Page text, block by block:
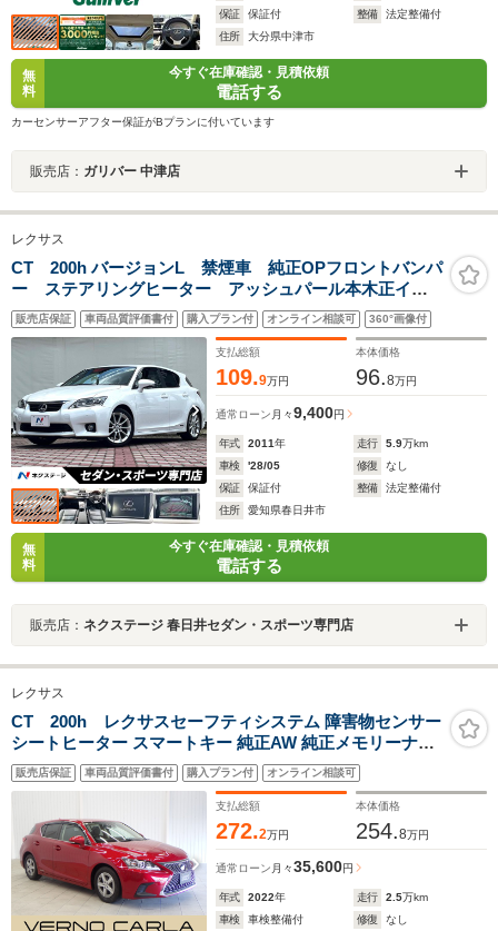
保証 保証付 整備
法定整備付
住所
大分県中津市
無
料
今すぐ在庫確認・見積依頼
電話する
カーセンサーアフター保証がBプランに付いています
販売店： ガリバー 中津店
レクサス
CT 200h バージョンL 禁煙車 純正OPフロントバンパ
ー ステアリングヒーター アッシュパール本木正イン
パネ加飾 黒革シート シートヒーター パワーシー
ト クリアランスソナー LEDヘッドライト 純正17イ
ンチホイール
販売店保証 車両品質評価書付 購入プラン付 オンライン相談可 360°画像付
支払総額
109.9万円
本体価格
96.8万円
通常ローン 月々9,400円
年式 2011年 走行 5.9万km
車検
'28/05 修復
なし
保証
保証付 整備
法定整備付
住所
愛知県春日井市
無
料
今すぐ在庫確認・見積依頼
電話する
販売店： ネクステージ 春日井セダン・スポーツ専門店
レクサス
CT 200h レクサスセーフティシステム 障害物センサー
シートヒーター スマートキー 純正AW 純正メモリーナビ
バックカメラ フルセグTV CD/DVD再生 Bluetooth
ETC2.0 前後ドライブレコーダー
販売店保証 車両品質評価書付 購入プラン付 オンライン相談可
支払総額
272.2万円
本体価格
254.8万円
通常ローン 月々35,600円
年式 2022年 走行 2.5万km
車検
車検整備付 修復
なし